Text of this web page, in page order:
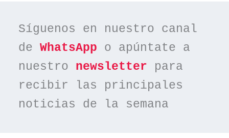
Síguenos en nuestro canal
de WhatsApp o apúntate a
nuestro newsletter para
recibir las principales
noticias de la semana